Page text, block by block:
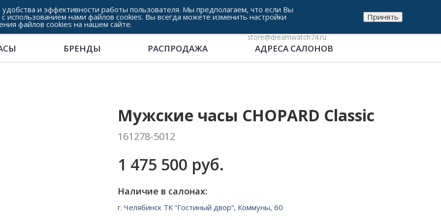
8-912-771-38-05
store@dreamwatch74.ru
БРЕНДЫ РАСПРОДАЖА АДРЕСА САЛОНОВ
Мужские часы CHOPARD Classic
161278-5012
1 475 500 руб.
Наличие в салонах:
г. Челябинск ТК “Гостиный двор”, Коммуны, 60
и эффективности работы пользователя. Мы предполагаем, что если Вы
использованием нами файлов cookies. Вы всегда можете изменить настройки
файлов cookies на нашем сайте.
Принять